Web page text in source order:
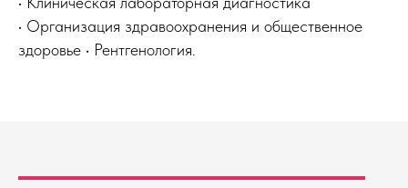
• Организация здравоохранения и общественное
здоровье • Рентгенология.